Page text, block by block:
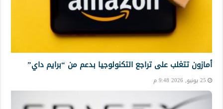
أمازون تتغلب على تراجع التكنولوجيا بدعم من “برايم داي”
25 يونيو, 2026 9:48 م